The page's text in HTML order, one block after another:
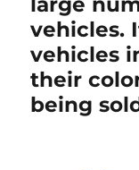
vehicles.
vehicles
their
being